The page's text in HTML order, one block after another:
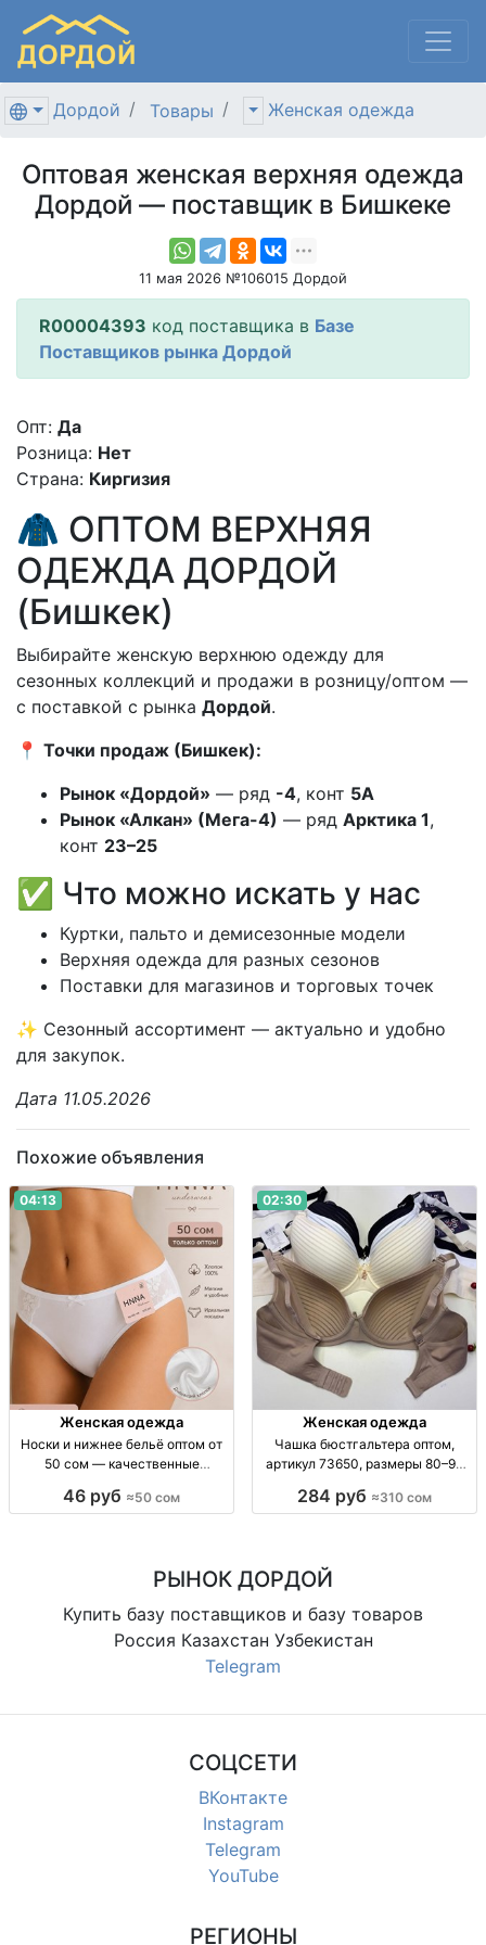
Дордой Товары Женская одежда
Оптовая женская верхняя одежда
Дордой — поставщик в Бишкеке
11 мая 2026 №106015 Дордой
R00004393 код поставщика в Базе
Поставщиков рынка Дордой
Опт: Да
Розница: Нет
Страна: Киргизия
🧥 ОПТОМ ВЕРХНЯЯ
ОДЕЖДА ДОРДОЙ
(Бишкек)
Выбирайте женскую верхнюю одежду для
сезонных коллекций и продажи в розницу/оптом —
с поставкой с рынка Дордой.
📍 Точки продаж (Бишкек):
Рынок «Дордой» — ряд -4, конт 5А
Рынок «Алкан» (Мега-4) — ряд Арктика 1,
конт 23–25
✅ Что можно искать у нас
Куртки, пальто и демисезонные модели
Верхняя одежда для разных сезонов
Поставки для магазинов и торговых точек
✨ Сезонный ассортимент — актуально и удобно
для закупок.
Дата 11.05.2026
Похожие объявления
04:13
Женская одежда
Носки и нижнее бельё оптом от
50 сом — качественные
бельё опт, хлопок, от 50 сом,
46 руб ≈50 сом
02:30
Женская одежда
Чашка бюстгальтера оптом,
артикул 73650, размеры 80–90
арт. 73650, уп. 6 шт., опт
284 руб ≈310 сом
РЫНОК ДОРДОЙ
Купить базу поставщиков и базу товаров
Россия Казахстан Узбекистан
Telegram
СОЦСЕТИ
ВКонтакте
Instagram
Telegram
YouTube
РЕГИОНЫ